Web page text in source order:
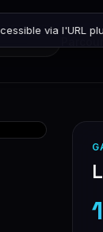
via l'URL